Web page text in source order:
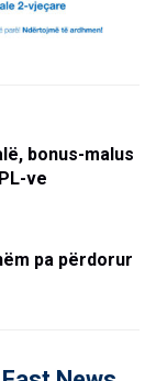
bonus-malus
ve
pa përdorur